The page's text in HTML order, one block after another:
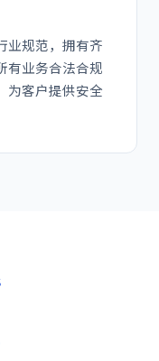
业规范，拥有齐
有业务合法合规
为客户提供安全